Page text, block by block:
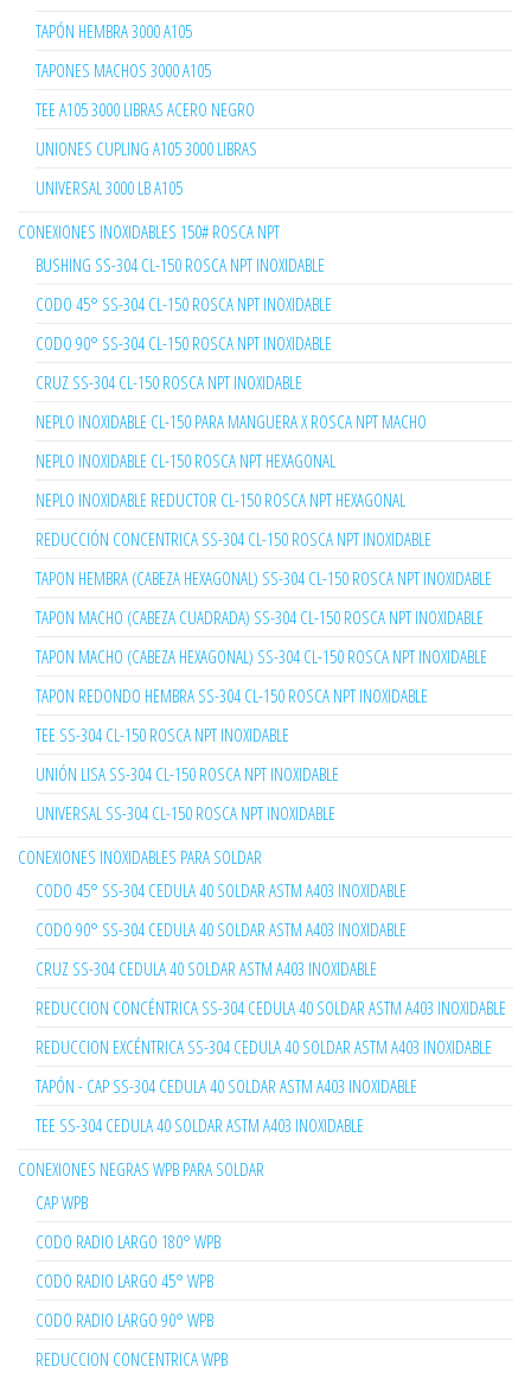
TAPÓN HEMBRA 3000 A105
TAPONES MACHOS 3000 A105
TEE A105 3000 LIBRAS ACERO NEGRO
UNIONES CUPLING A105 3000 LIBRAS
UNIVERSAL 3000 LB A105
CONEXIONES INOXIDABLES 150# ROSCA NPT
BUSHING SS-304 CL-150 ROSCA NPT INOXIDABLE
CODO 45° SS-304 CL-150 ROSCA NPT INOXIDABLE
CODO 90° SS-304 CL-150 ROSCA NPT INOXIDABLE
CRUZ SS-304 CL-150 ROSCA NPT INOXIDABLE
NEPLO INOXIDABLE CL-150 PARA MANGUERA X ROSCA NPT MACHO
NEPLO INOXIDABLE CL-150 ROSCA NPT HEXAGONAL
NEPLO INOXIDABLE REDUCTOR CL-150 ROSCA NPT HEXAGONAL
REDUCCIÓN CONCENTRICA SS-304 CL-150 ROSCA NPT INOXIDABLE
TAPON HEMBRA (CABEZA HEXAGONAL) SS-304 CL-150 ROSCA NPT INOXIDABLE
TAPON MACHO (CABEZA CUADRADA) SS-304 CL-150 ROSCA NPT INOXIDABLE
TAPON MACHO (CABEZA HEXAGONAL) SS-304 CL-150 ROSCA NPT INOXIDABLE
TAPON REDONDO HEMBRA SS-304 CL-150 ROSCA NPT INOXIDABLE
TEE SS-304 CL-150 ROSCA NPT INOXIDABLE
UNIÓN LISA SS-304 CL-150 ROSCA NPT INOXIDABLE
UNIVERSAL SS-304 CL-150 ROSCA NPT INOXIDABLE
CONEXIONES INOXIDABLES PARA SOLDAR
CODO 45° SS-304 CEDULA 40 SOLDAR ASTM A403 INOXIDABLE
CODO 90° SS-304 CEDULA 40 SOLDAR ASTM A403 INOXIDABLE
CRUZ SS-304 CEDULA 40 SOLDAR ASTM A403 INOXIDABLE
REDUCCION CONCÉNTRICA SS-304 CEDULA 40 SOLDAR ASTM A403 INOXIDABLE
REDUCCION EXCÉNTRICA SS-304 CEDULA 40 SOLDAR ASTM A403 INOXIDABLE
TAPÓN - CAP SS-304 CEDULA 40 SOLDAR ASTM A403 INOXIDABLE
TEE SS-304 CEDULA 40 SOLDAR ASTM A403 INOXIDABLE
CONEXIONES NEGRAS WPB PARA SOLDAR
CAP WPB
CODO RADIO LARGO 180° WPB
CODO RADIO LARGO 45° WPB
CODO RADIO LARGO 90° WPB
REDUCCION CONCENTRICA WPB